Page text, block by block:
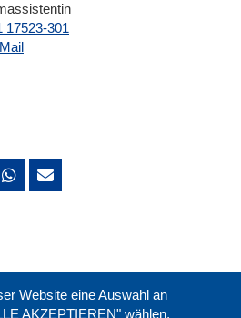
17523-301
Website eine Auswahl an
AKZEPTIEREN" wählen,